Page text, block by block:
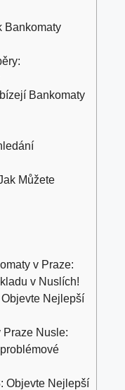
Bankomaty
Bankomaty
Můžete
v Praze:
v Nuslích!
Nejlepší
Praze Nusle:
Objevte Nejlepší